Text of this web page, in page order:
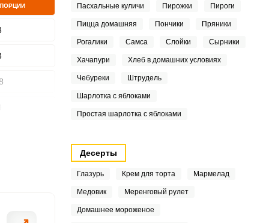
Пасхальные куличи Пирожки Пироги
Пицца домашняя Пончики Пряники
Рогалики Самса Слойки Сырники
Хачапури Хлеб в домашних условиях
Чебуреки Штрудель
Шарлотка с яблоками
Простая шарлотка с яблоками
Десерты
Глазурь Крем для торта Мармелад
Медовик Меренговый рулет
Домашнее мороженое
ШАГ